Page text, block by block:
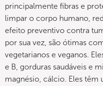
principalmente fibras e
limpar o corpo humano,
efeito preventivo contra
por sua vez, são ótimas
vegetarianos e veganos.
e B, gorduras saudáveis e
magnésio, cálcio. Eles